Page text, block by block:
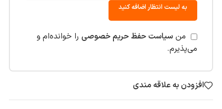
به لیست انتظار اضافه کنید
من سیاست حفظ حریم خصوصی را خوانده‌ام و
می‌پذیرم.
افزودن به علاقه مندی